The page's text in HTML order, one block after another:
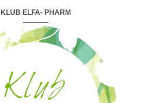
KLUB ELFA- PHARM